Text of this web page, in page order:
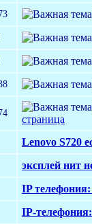
страница
Lenovo S720
эксплей нит
IP
IP-